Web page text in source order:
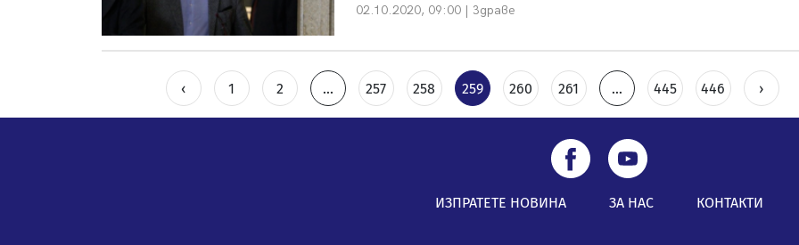
02.10.2020, 09:00 | Здраве
‹ 1 2 ... 257 258 259 260 261 ... 445 446 ›
ИЗПРАТЕТЕ НОВИНА ЗА НАС КОНТАКТИ